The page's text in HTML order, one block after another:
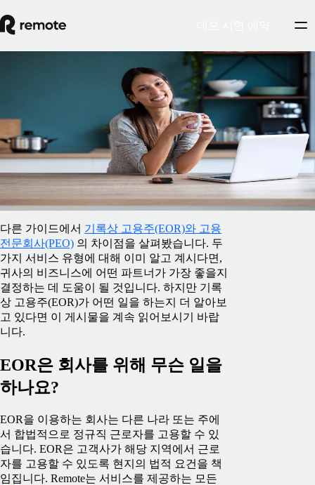
기록상 고용주(EOR)는 어떤 역할을 하나
요?
ByPreston Wickersham
2025년 4월 8일
다른 가이드에서 기록상 고용주(EOR)와 고용
전문회사(PEO) 의 차이점을 살펴봤습니다. 두
가지 서비스 유형에 대해 이미 알고 계시다면,
귀사의 비즈니스에 어떤 파트너가 가장 좋을지
결정하는 데 도움이 될 것입니다. 하지만 기록
상 고용주(EOR)가 어떤 일을 하는지 더 알아보
고 있다면 이 게시물을 계속 읽어보시기 바랍
니다.
EOR은 회사를 위해 무슨 일을
하나요?
EOR을 이용하는 회사는 다른 나라 또는 주에
서 합법적으로 정규직 근로자를 고용할 수 있
습니다. EOR은 고객사가 해당 지역에서 근로
자를 고용할 수 있도록 현지의 법적 요건을 책
임집니다. Remote는 서비스를 제공하는 모든